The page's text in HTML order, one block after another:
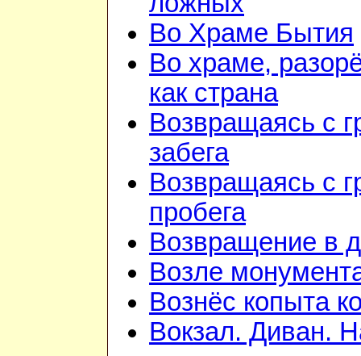
Во Храме Бытия
Во храме,
как страна
Возвращаясь с
забега
Возвращаясь с
пробега
Возвращение в
Возле
Вознёс копыта
Вокзал. Диван.